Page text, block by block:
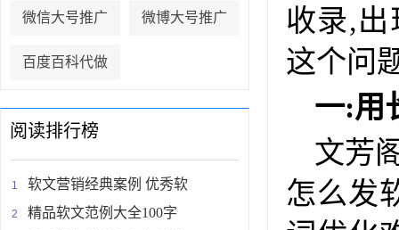
微信大号推广 微博大号推广
百度百科代做
阅读排行榜
软文营销经典案例 优秀软
精品软文范例大全100字
收录,出
这个问
一:用
文芳
怎么发